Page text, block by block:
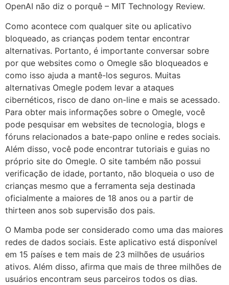
OpenAI não diz o porquê – MIT Technology Review.
Como acontece com qualquer site ou aplicativo
bloqueado, as crianças podem tentar encontrar
alternativas. Portanto, é importante conversar sobre
por que websites como o Omegle são bloqueados e
como isso ajuda a mantê-los seguros. Muitas
alternativas Omegle podem levar a ataques
cibernéticos, risco de dano on-line e mais se acessado.
Para obter mais informações sobre o Omegle, você
pode pesquisar em websites de tecnologia, blogs e
fóruns relacionados a bate-papo online e redes sociais.
Além disso, você pode encontrar tutoriais e guias no
próprio site do Omegle. O site também não possui
verificação de idade, portanto, não bloqueia o uso de
crianças mesmo que a ferramenta seja destinada
oficialmente a maiores de 18 anos ou a partir de
thirteen anos sob supervisão dos pais.
O Mamba pode ser considerado como uma das maiores
redes de dados sociais. Este aplicativo está disponível
em 15 países e tem mais de 23 milhões de usuários
ativos. Além disso, afirma que mais de three milhões de
usuários encontram seus parceiros todos os dias.